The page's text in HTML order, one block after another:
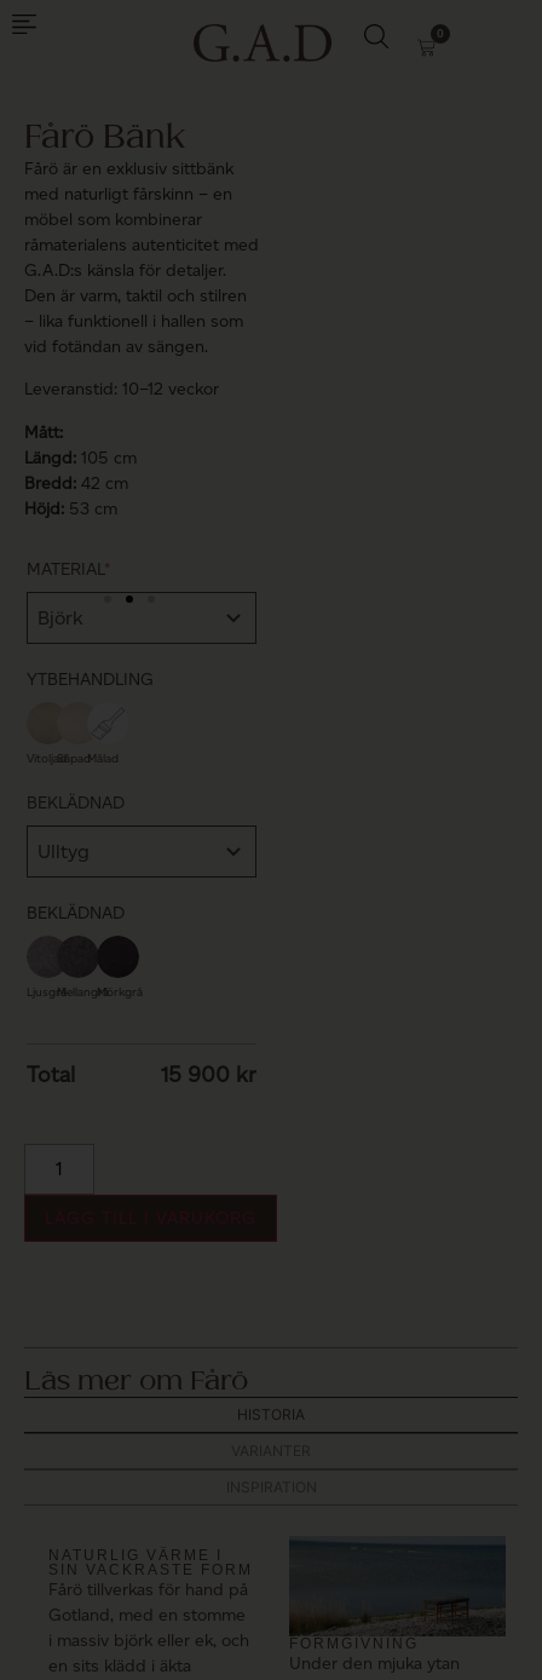
0
Fårö Bänk
Fårö är en exklusiv sittbänk
med naturligt fårskinn – en
möbel som kombinerar
råmaterialens autenticitet med
G.A.D:s känsla för detaljer.
Den är varm, taktil och stilren
– lika funktionell i hallen som
vid fotändan av sängen.
Leveranstid: 10–12 veckor
Mått:
Längd: 105 cm
Bredd: 42 cm
Höjd: 53 cm
MATERIAL*
YTBEHANDLING
VitoljadSåpadMålad
BEKLÄDNAD
BEKLÄDNAD
LjusgråMellangråMörkgrå
Total 15 900 kr
LÄGG TILL I VARUKORG
Läs mer om Fårö
HISTORIA
NATURLIG VÄRME I
SIN VACKRASTE FORM
Fårö tillverkas för hand på
Gotland, med en stomme
i massiv björk eller ek, och
en sits klädd i äkta
FORMGIVNING
Under den mjuka ytan